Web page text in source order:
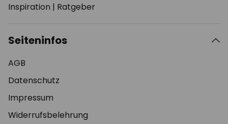
Inspiration | Ratgeber
Seiteninfos
AGB
Datenschutz
Impressum
Widerrufsbelehrung